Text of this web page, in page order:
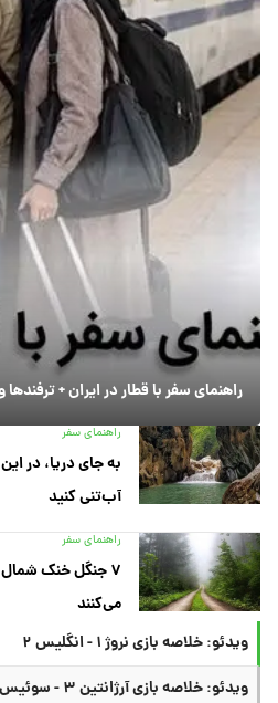
راهنمای سفر با قطار در ایران +
راهنمای سفر
به جای دریا، در
آب‌تنی کنید
راهنمای سفر
۷ جنگل خنک
می‌کنند
ویدئو: خلاصه بازی نروژ ۱ - انگلیس ۲
ویدئو: خلاصه بازی آرژانتین ۳ - سوئیس ۱